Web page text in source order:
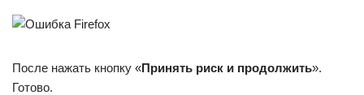
После нажать кнопку «Принять риск и продолжить».
Готово.